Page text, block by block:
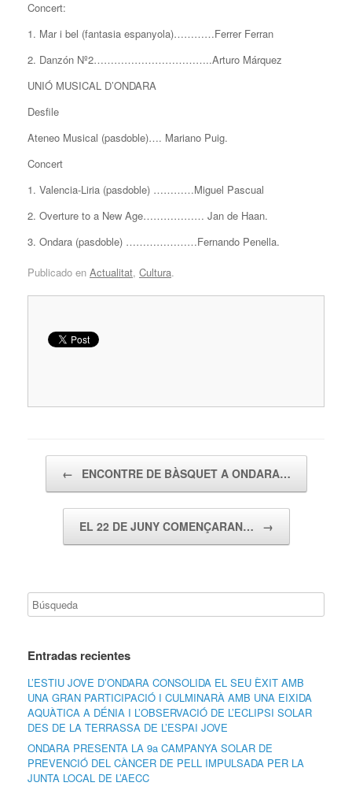
Concert:
1. Mar i bel (fantasia espanyola)…………Ferrer Ferran
2. Danzón Nº2……………………………..Arturo Márquez
UNIÓ MUSICAL D’ONDARA
Desfile
Ateneo Musical (pasdoble)…. Mariano Puig.
Concert
1. Valencia-Liria (pasdoble) …………Miguel Pascual
2. Overture to a New Age……………… Jan de Haan.
3. Ondara (pasdoble) …………………Fernando Penella.
Publicado en Actualitat, Cultura.
← ENCONTRE DE BÀSQUET A ONDARA…
EL 22 DE JUNY COMENÇARAN… →
Entradas recientes
L’ESTIU JOVE D’ONDARA CONSOLIDA EL SEU ÈXIT AMB
UNA GRAN PARTICIPACIÓ I CULMINARÀ AMB UNA EIXIDA
AQUÀTICA A DÉNIA I L’OBSERVACIÓ DE L’ECLIPSI SOLAR
DES DE LA TERRASSA DE L’ESPAI JOVE
ONDARA PRESENTA LA 9a CAMPANYA SOLAR DE
PREVENCIÓ DEL CÀNCER DE PELL IMPULSADA PER LA
JUNTA LOCAL DE L’AECC